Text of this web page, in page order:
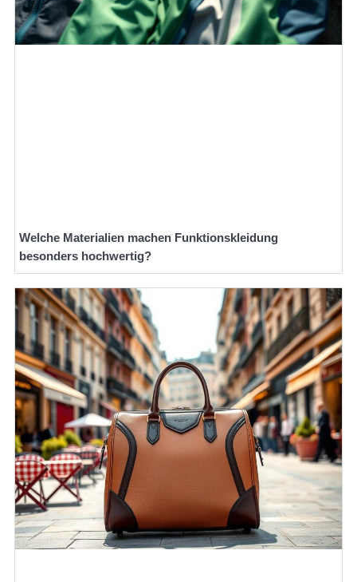
Welche Materialien machen Funktionskleidung
besonders hochwertig?